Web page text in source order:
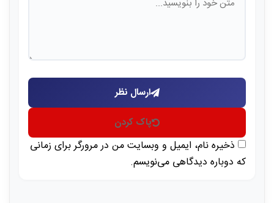
ارسال نظر
پاک کردن
ذخیره نام، ایمیل و وبسایت من در مرورگر برای زمانی
که دوباره دیدگاهی می‌نویسم.